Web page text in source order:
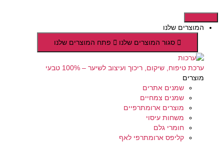
לתוכן
המוצרים שלנו
סגור המוצרים שלנו
פתח המוצרים שלנו
ערכת טיפוח, שיקום, ריכוך ועיצוב לשיער – 100% טבעי
מוצרים
שמנים אתרים
שמנים צמחיים
מוצרים ארומתרפיים
משחות עיסוי
חומרי גלם
קליפס ארומתרפי לאף